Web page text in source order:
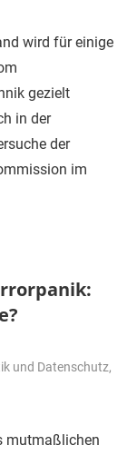
wird für einige
gezielt
in der
der
im
und Datenschutz,
mutmaßlichen